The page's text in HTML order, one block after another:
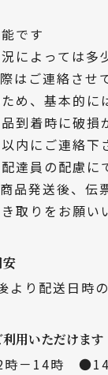
です
によっては多
はご連絡させ
め、基本的に
到着時に破損
内にご連絡下
達員の配慮に
品発送後、伝
取りをお願い
安
より配送日時
用いただけます
－14時 ●14